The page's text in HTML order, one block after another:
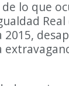
lo que
Real
2015,